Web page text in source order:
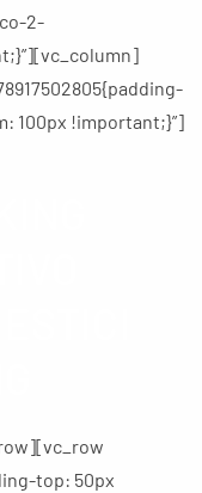
2-
100px !important;}”]
top: 50px